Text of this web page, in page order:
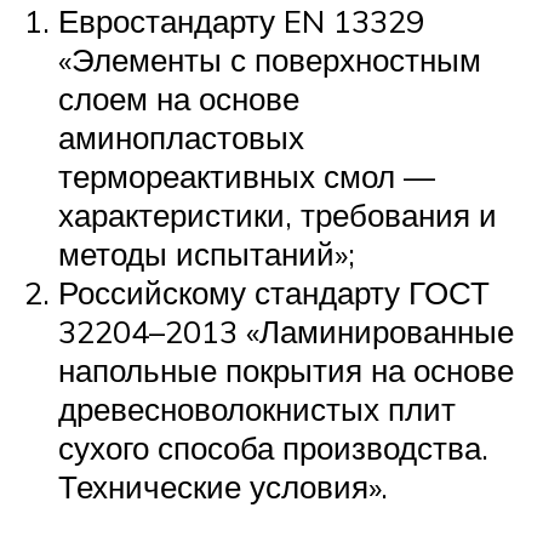
Евростандарту EN 13329
«Элементы с поверхностным
слоем на основе
аминопластовых
термореактивных смол —
характеристики, требования и
методы испытаний»;
Российскому стандарту ГОСТ
32204–2013 «Ламинированные
напольные покрытия на основе
древесноволокнистых плит
сухого способа производства.
Технические условия».